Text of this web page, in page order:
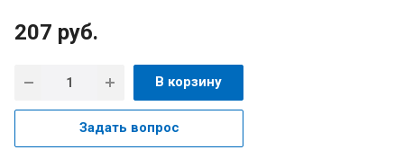
207 руб.
В корзину
Задать вопрос